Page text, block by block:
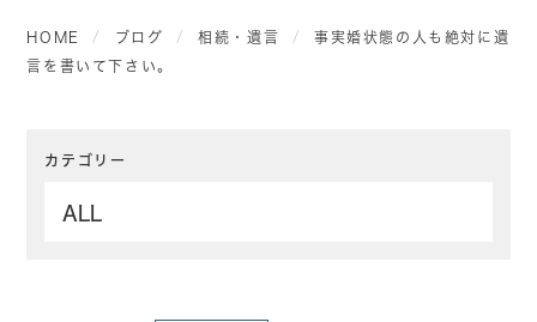
HOME ブログ 相続・遺言
事実婚状態の人も絶対に遺
言を書いて下さい。
カテゴリー